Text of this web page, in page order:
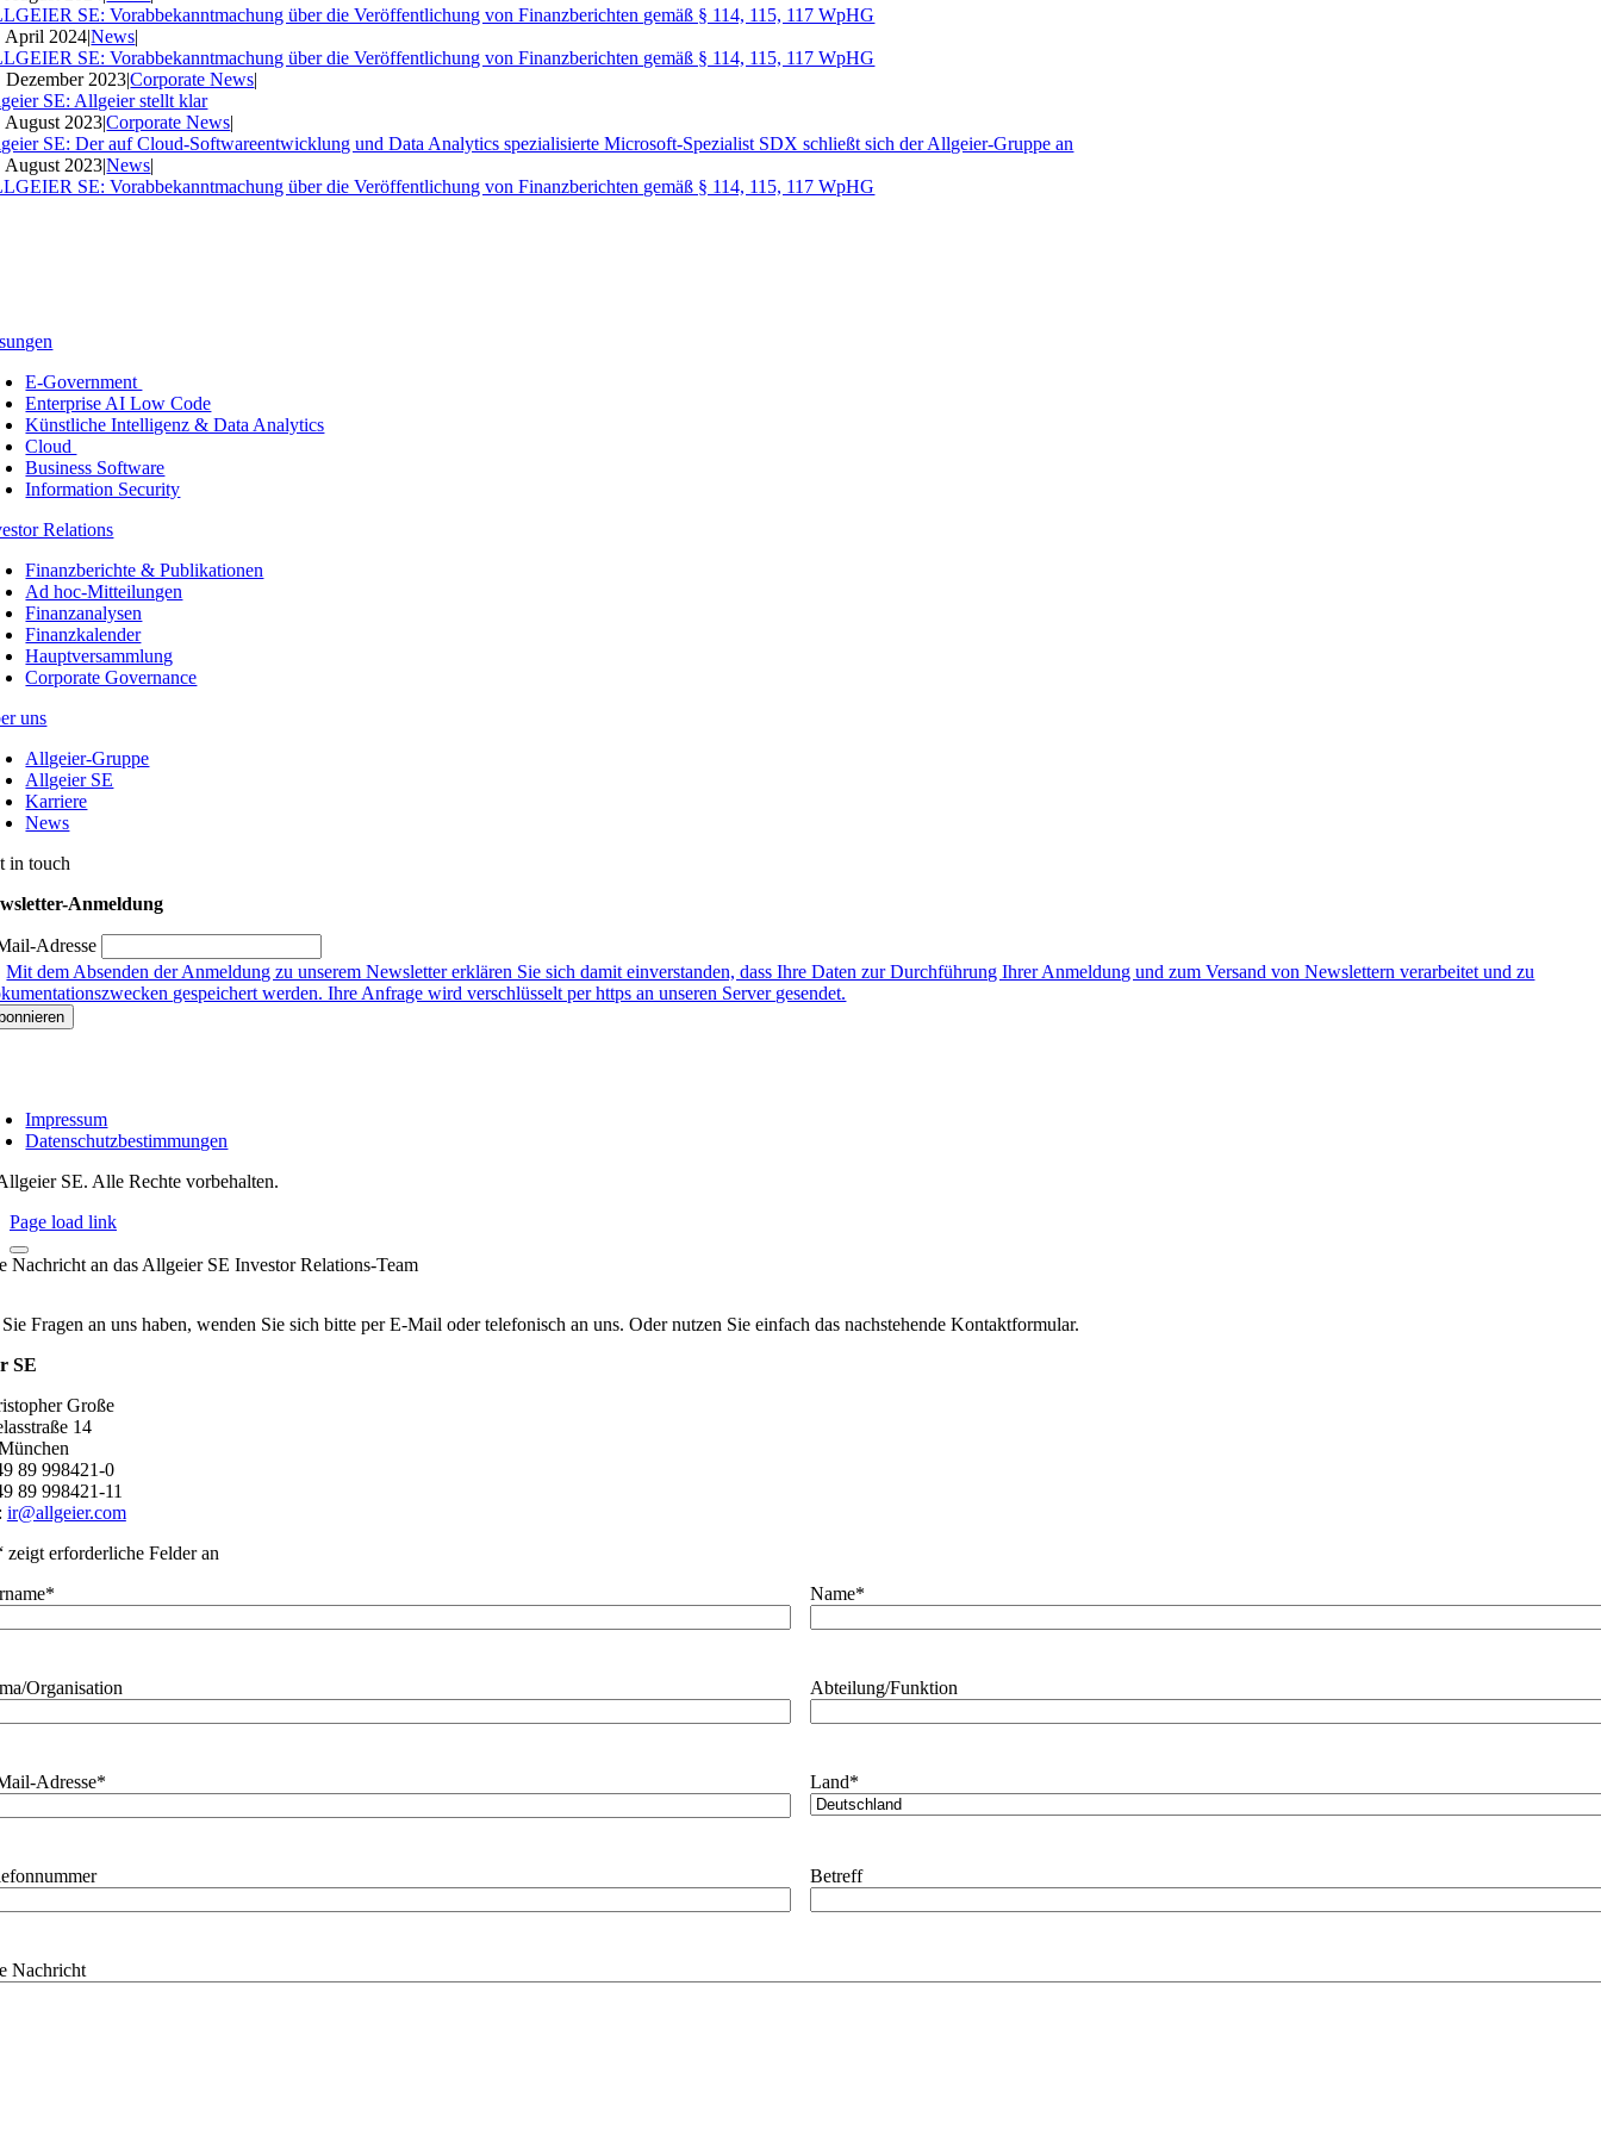
SE: Vorabbekanntmachung über die Veröffentlichung von Finanzberichten gemäß § 114, 115, 117 WpHG
April 2024|News|
SE: Vorabbekanntmachung über die Veröffentlichung von Finanzberichten gemäß § 114, 115, 117 WpHG
Dezember 2023|Corporate News|
SE: Allgeier stellt klar
August 2023|Corporate News|
SE: Der auf Cloud-Softwareentwicklung und Data Analytics spezialisierte Microsoft-Spezialist SDX schließt sich der Allgeier-Gruppe an
August 2023|News|
SE: Vorabbekanntmachung über die Veröffentlichung von Finanzberichten gemäß § 114, 115, 117 WpHG
E-Government
Enterprise AI Low Code
Künstliche Intelligenz & Data Analytics
Cloud
Business Software
Information Security
Relations
Finanzberichte & Publikationen
Ad hoc-Mitteilungen
Finanzanalysen
Finanzkalender
Hauptversammlung
Corporate Governance
uns
Allgeier-Gruppe
Allgeier SE
Karriere
News
in touch
Anmeldung
Adresse
Mit dem Absenden der Anmeldung zu unserem Newsletter erklären Sie sich damit einverstanden, dass Ihre Daten zur Durchführung Ihrer Anmeldung und zum Versand von Newslettern verarbeitet und zu
gespeichert werden. Ihre Anfrage wird verschlüsselt per https an unseren Server gesendet.
Impressum
Datenschutzbestimmungen
SE. Alle Rechte vorbehalten.
Page load link
Nachricht an das Allgeier SE Investor Relations-Team
Fragen an uns haben, wenden Sie sich bitte per E-Mail oder telefonisch an uns. Oder nutzen Sie einfach das nachstehende Kontaktformular.
SE
Große
14
89 998421-0
89 998421-11
ir@allgeier.com
zeigt erforderliche Felder an
* Name*
Organisation Abteilung/Funktion
Adresse* Land*
Betreff
Nachricht